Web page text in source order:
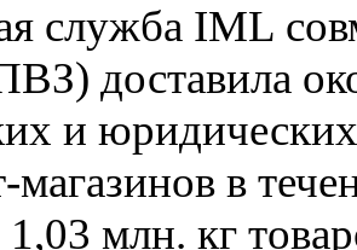
служба IML
доставила
и
в
1,03 млн. кг